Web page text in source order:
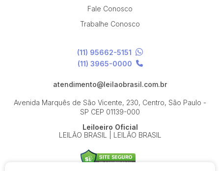
Fale Conosco
Trabalhe Conosco
(11) 95662-5151
(11) 3965-0000
atendimento@leilaobrasil.com.br
Avenida Marquês de São Vicente, 230, Centro, São Paulo -
SP CEP 01139-000
Leiloeiro Oficial
LEILÃO BRASIL | LEILÃO BRASIL